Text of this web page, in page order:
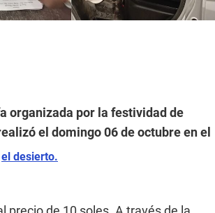
organizada por la festividad de
el domingo 06 de octubre en el
el desierto.